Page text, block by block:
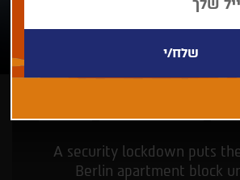
A security lockdown puts
Berlin apartment block